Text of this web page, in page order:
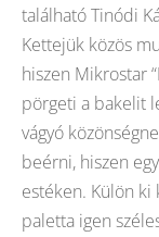
található Tinódi
Kettejük közös
hiszen Mikrostar
pörgeti a bakelit
vágyó
beérni, hiszen
estéken. Külön
paletta igen